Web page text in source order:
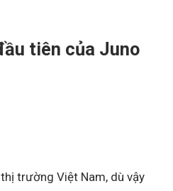
tiên của Juno
trường Việt Nam, dù vậy